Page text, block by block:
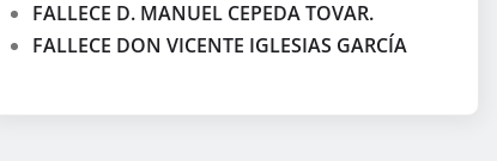
FALLECE D. MANUEL CEPEDA TOVAR.
FALLECE DON VICENTE IGLESIAS GARCÍA